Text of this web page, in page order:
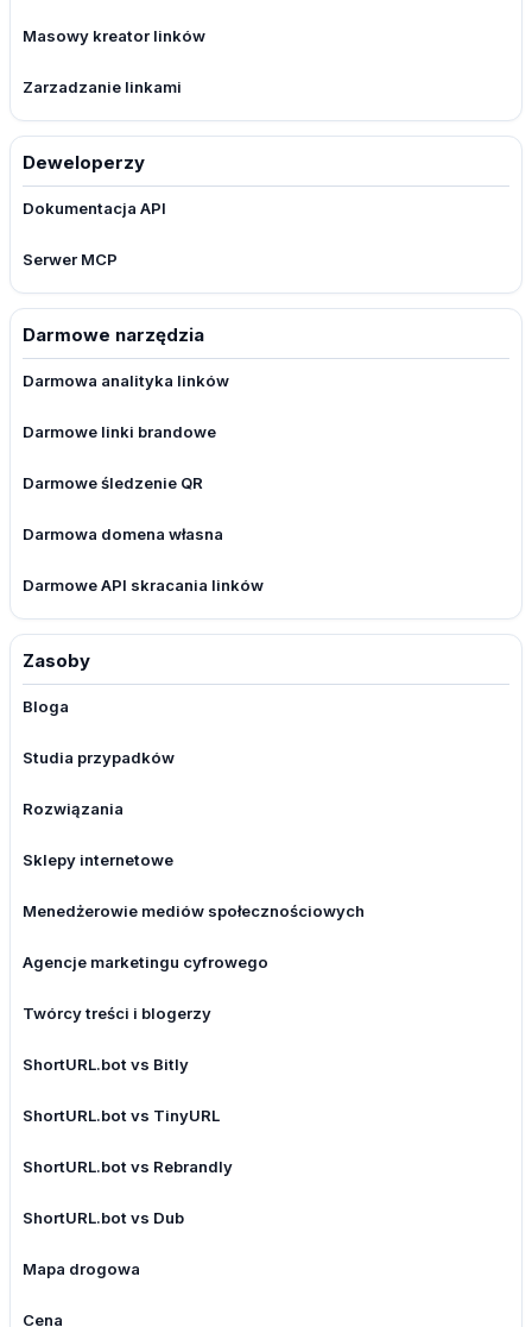
Masowy kreator linków
Zarzadzanie linkami
Deweloperzy
Dokumentacja API
Serwer MCP
Darmowe narzędzia
Darmowa analityka linków
Darmowe linki brandowe
Darmowe śledzenie QR
Darmowa domena własna
Darmowe API skracania linków
Zasoby
Bloga
Studia przypadków
Rozwiązania
Sklepy internetowe
Menedżerowie mediów społecznościowych
Agencje marketingu cyfrowego
Twórcy treści i blogerzy
ShortURL.bot vs Bitly
ShortURL.bot vs TinyURL
ShortURL.bot vs Rebrandly
ShortURL.bot vs Dub
Mapa drogowa
Cena